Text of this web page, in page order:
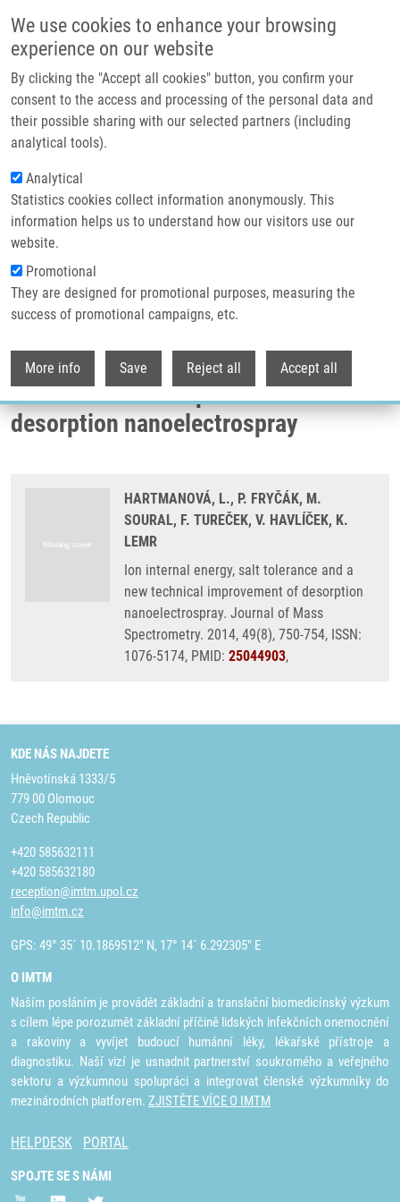
We use cookies to enhance your browsing
experience on our website
By clicking the "Accept all cookies" button, you confirm your
consent to the access and processing of the personal data and
their possible sharing with our selected partners (including
analytical tools).
Analytical
Statistics cookies collect information anonymously. This
information helps us to understand how our visitors use our
website.
Promotional
They are designed for promotional purposes, measuring the
success of promotional campaigns, etc.
More info Save Reject all Accept all
Header image
Drobečková navigace
Domů
Ion Internal Energy, Salt Tolerance And a New Technical Improvement Of
Desorption Nanoelectrospray
Ion internal energy, salt tolerance and
a new technical improvement of
desorption nanoelectrospray
HARTMANOVÁ, L., P. FRYČÁK, M.
SOURAL, F. TUREČEK, V. HAVLÍČEK, K.
LEMR
Ion internal energy, salt tolerance and a
new technical improvement of desorption
nanoelectrospray. Journal of Mass
Spectrometry. 2014, 49(8), 750-754, ISSN:
1076-5174, PMID: 25044903,
KDE NÁS NAJDETE
Hněvotínská 1333/5
779 00 Olomouc
Czech Republic
+420 585632111
+420 585632180
reception@imtm.upol.cz
info@imtm.cz
GPS: 49° 35´ 10.1869512" N, 17° 14´ 6.292305" E
O IMTM
Naším posláním je provádět základní a translační biomedicínský výzkum
s cílem lépe porozumět základní příčině lidských infekčních onemocnění
a rakoviny a vyvíjet budoucí humánní léky, lékařské přístroje a
diagnostiku. Naší vizí je usnadnit partnerství soukromého a veřejného
sektoru a výzkumnou spolupráci a integrovat členské výzkumníky do
mezinárodních platforem. ZJISTĚTE VÍCE O IMTM
HELPDESK PORTAL
SPOJTE SE S NÁMI